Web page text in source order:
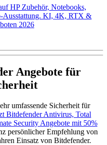
HP Zubehör, Notebooks,
Ausstattung. KI, 4K, RTX &
2026
Angebote für
umfassende Sicherheit für
Bitdefender Antivirus, Total
Security Angebote mit 50%
persönlicher Empfehlung von
Einsatz von Bitdefender.